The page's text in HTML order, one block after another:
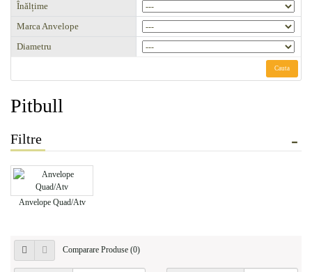
Înălțime
Marca Anvelope
Diametru
Cauta
Pitbull
Filtre
Anvelope Quad/Atv
Comparare Produse (0)